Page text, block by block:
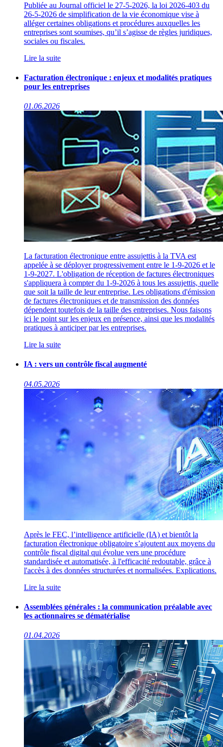
Publiée au Journal officiel le 27-5-2026, la loi 2026-403 du
26-5-2026 de simplification de la vie économique vise à
alléger certaines obligations et procédures auxquelles les
entreprises sont soumises, qu’il s’agisse de règles juridiques,
sociales ou fiscales.
Lire la suite
Facturation électronique : enjeux et modalités pratiques
pour les entreprises
01.06.2026
La facturation électronique entre assujettis à la TVA est
appelée à se déployer progressivement entre le 1-9-2026 et le
1-9-2027. L'obligation de réception de factures électroniques
s'appliquera à compter du 1-9-2026 à tous les assujettis, quelle
que soit la taille de leur entreprise. Les obligations d'émission
de factures électroniques et de transmission des données
dépendent toutefois de la taille des entreprises. Nous faisons
ici le point sur les enjeux en présence, ainsi que les modalités
pratiques à anticiper par les entreprises.
Lire la suite
IA : vers un contrôle fiscal augmenté
04.05.2026
Après le FEC, l’intelligence artificielle (IA) et bientôt la
facturation électronique obligatoire s’ajoutent aux moyens du
contrôle fiscal digital qui évolue vers une procédure
standardisée et automatisée, à l'efficacité redoutable, grâce à
l'accès à des données structurées et normalisées. Explications.
Lire la suite
Assemblées générales : la communication préalable avec
les actionnaires se dématérialise
01.04.2026